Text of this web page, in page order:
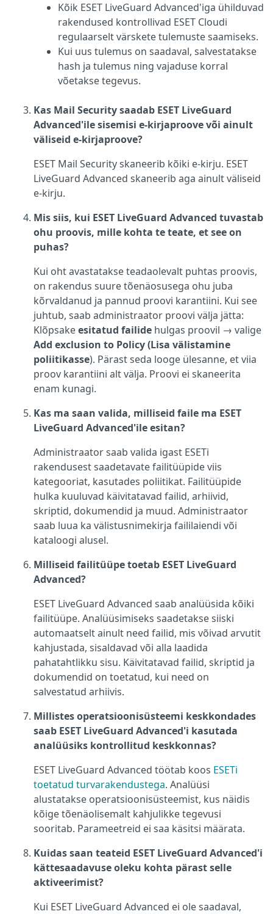
Kõik ESET LiveGuard Advanced'iga ühilduvad
rakendused kontrollivad ESET Cloudi
regulaarselt värskete tulemuste saamiseks.
Kui uus tulemus on saadaval, salvestatakse
hash ja tulemus ning vajaduse korral
võetakse tegevus.
Kas Mail Security saadab ESET LiveGuard
Advanced'ile sisemisi e-kirjaproove või ainult
väliseid e-kirjaproove?
ESET Mail Security skaneerib kõiki e-kirju. ESET
LiveGuard Advanced skaneerib aga ainult väliseid
e-kirju.
Mis siis, kui ESET LiveGuard Advanced tuvastab
ohu proovis, mille kohta te teate, et see on
puhas?
Kui oht avastatakse teadaolevalt puhtas proovis,
on rakendus suure tõenäosusega ohu juba
kõrvaldanud ja pannud proovi karantiini. Kui see
juhtub, saab administraator proovi välja jätta:
Klõpsakeesitatud failide hulgas proovil → valige
Add exclusion to Policy (Lisa välistamine
poliitikasse). Pärast seda looge ülesanne, et viia
proov karantiini alt välja. Proovi ei skaneerita
enam kunagi.
Kas ma saan valida, milliseid faile ma ESET
LiveGuard Advanced'ile esitan?
Administraator saab valida igast ESETi
rakendusest saadetavate failitüüpide viis
kategooriat, kasutades poliitikat. Failitüüpide
hulka kuuluvad käivitatavad failid, arhiivid,
skriptid, dokumendid ja muud. Administraator
saab luua ka välistusnimekirja faililaiendi või
kataloogi alusel.
Milliseid failitüüpe toetab ESET LiveGuard
Advanced?
ESET LiveGuard Advanced saab analüüsida kõiki
failitüüpe. Analüüsimiseks saadetakse siiski
automaatselt ainult need failid, mis võivad arvutit
kahjustada, sisaldavad või alla laadida
pahatahtlikku sisu. Käivitatavad failid, skriptid ja
dokumendid on toetatud, kui need on
salvestatud arhiivis.
Millistes operatsioonisüsteemi keskkondades
saab ESET LiveGuard Advanced'i kasutada
analüüsiks kontrollitud keskkonnas?
ESET LiveGuard Advanced töötab koos ESETi
toetatud turvarakendustega. Analüüsi
alustatakse operatsioonisüsteemist, kus näidis
kõige tõenäolisemalt kahjulikke tegevusi
sooritab. Parameetreid ei saa käsitsi määrata.
Kuidas saan teateid ESET LiveGuard Advanced'i
kättesaadavuse oleku kohta pärast selle
aktiveerimist?
Kui ESET LiveGuard Advanced ei ole saadaval,